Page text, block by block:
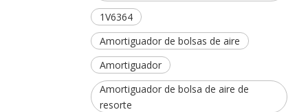
1V6364
Amortiguador de bolsas de aire
Amortiguador
Amortiguador de bolsa de aire de
resorte